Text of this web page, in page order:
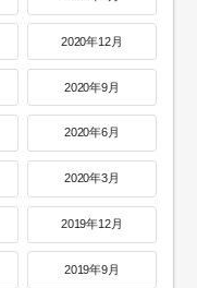
2020年12月
2020年9月
2020年6月
2020年3月
2019年12月
2019年9月